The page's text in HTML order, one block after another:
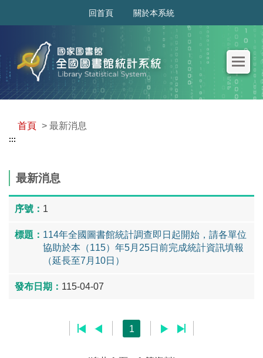
回首頁 關於本系統
首頁 > 最新消息
:::
最新消息
1
114年全國圖書館統計調查即日起開始，請各單位
協助於本（115）年5月25日前完成統計資訊填報
（延長至7月10日）
115-04-07
1